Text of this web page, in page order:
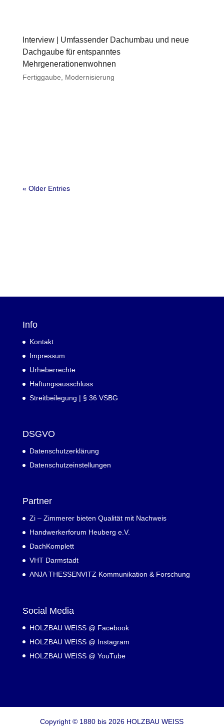
Interview | Umfassender Dachumbau und neue
Dachgaube für entspanntes
Mehrgenerationenwohnen
Fertiggaube Modernisierung
« Older Entries
Info
Kontakt
Impressum
Urheberrechte
Haftungsausschluss
Streitbeilegung | § 36 VSBG
DSGVO
Datenschutzerklärung
Datenschutzeinstellungen
Partner
Zi – Zimmerer bieten Qualität mit Nachweis
Handwerkerforum Heuberg e.V.
DachKomplett
VHT Darmstadt
ANJA THESSENVITZ Kommunikation & Forschung
Social Media
HOLZBAU WEISS @ Facebook
HOLZBAU WEISS @ Instagram
HOLZBAU WEISS @ YouTube
Copyright © 1880 bis 2026 HOLZBAU WEISS